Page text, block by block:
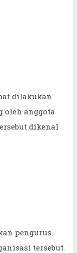
dilakukan
oleh anggota
dikenal
pengurus
tersebut.